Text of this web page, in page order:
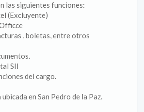
las siguientes funciones:
(Excluyente)
, boletas, entre otros
SII
del cargo.
en San Pedro de la Paz.